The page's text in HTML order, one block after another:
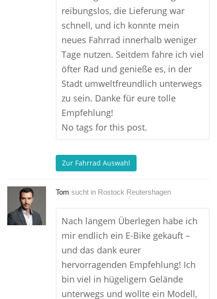
reibungslos, die Lieferung war
schnell, und ich konnte mein
neues Fahrrad innerhalb weniger
Tage nutzen. Seitdem fahre ich viel
öfter Rad und genieße es, in der
Stadt umweltfreundlich unterwegs
zu sein. Danke für eure tolle
Empfehlung!
No tags for this post.
Zur Fahrrad Auswahl
Tom sucht in Rostock Reutershagen
Nach langem Überlegen habe ich
mir endlich ein E-Bike gekauft –
und das dank eurer
hervorragenden Empfehlung! Ich
bin viel in hügeligem Gelände
unterwegs und wollte ein Modell,